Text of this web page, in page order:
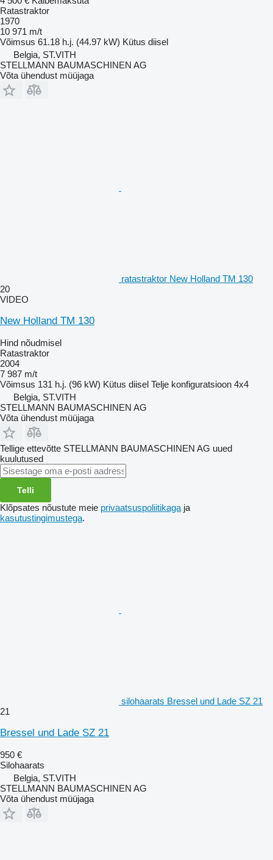
Ratastraktor
1970
10 971 m/t
Võimsus 61.18 h.j. (44.97 kW) Kütus diisel
Belgia, ST.VITH
STELLMANN BAUMASCHINEN AG
Võta ühendust müüjaga
ratastraktor New Holland TM 130
20
VIDEO
New Holland TM 130
Hind nõudmisel
Ratastraktor
2004
7 987 m/t
Võimsus 131 h.j. (96 kW) Kütus diisel Telje konfiguratsioon 4x4
Belgia, ST.VITH
STELLMANN BAUMASCHINEN AG
Võta ühendust müüjaga
Tellige ettevõtte STELLMANN BAUMASCHINEN AG uued
kuulutused
Telli
Klõpsates nõustute meie privaatsuspoliitikaga ja
kasutustingimustega.
silohaarats Bressel und Lade SZ 21
21
Bressel und Lade SZ 21
950 €
Silohaarats
Belgia, ST.VITH
STELLMANN BAUMASCHINEN AG
Võta ühendust müüjaga